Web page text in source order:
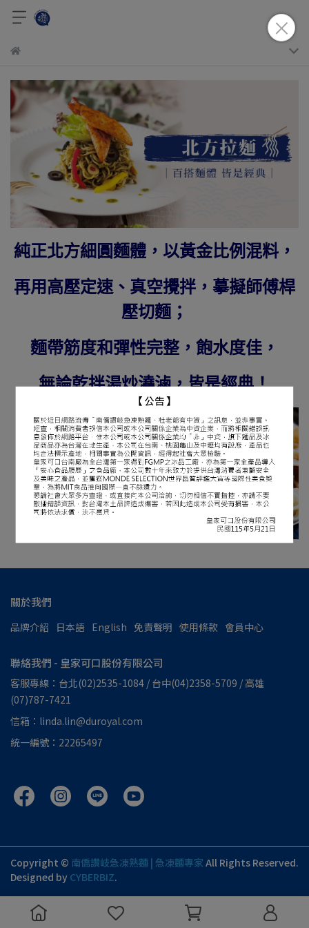
純正北方細圓麵體，以黃金比例混料，
再用高壓定速、真空攪拌，摹擬師傅桿
壓切麵；
麵帶筋度和彈性完整，飽水度佳，
無論乾拌湯炒澆滷，皆是經典！
關於我們
品牌介紹 日本語 English 免責聲明 使用條款 會員中心
聯絡我們 - 皇家可口股份有限公司
客服專線：台北(02)2535-1084 / 台中(04)2358-5709 / 高雄
(07)787-7421
信箱：linda.lin@duroyal.com
統一編號：22265497
Copyright © 南僑讚岐急凍熟麵 | 急凍麵專家 All Rights Reserved.
Designed by CYBERBIZ.